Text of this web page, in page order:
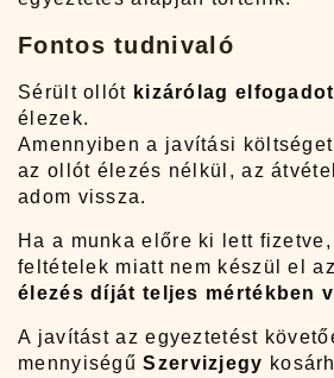
Fontos tudnivaló
Sérült ollót kizárólag
élezek.
Amennyiben a javítási
az ollót élezés nélkül, az
adom vissza.
Ha a munka előre ki lett
feltételek miatt nem készül el
élezés díját teljes mértékben
A javítást az egyeztetést
mennyiségűSzervizjegy